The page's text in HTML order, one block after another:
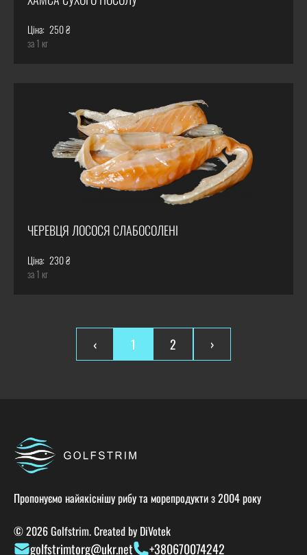
Ціна: 250 ₴
за 1 кг
ЧЕРЕВЦЯ ЛОСОСЯ СЛАБОСОЛЕНІ
Ціна: 230 ₴
за 1 кг
‹ 1 2 ›
Пропонуємо найякіснішу рибу та морепродукти з 2004 року
© 2026 Golfstrim. Created by DiVotek
golfstrimtorg@ukr.net +380670074242